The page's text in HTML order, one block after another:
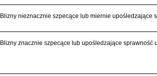
Blizny nieznacznie szpecące lub miernie upośledzające
Blizny znacznie szpecące lub upośledzające sprawność